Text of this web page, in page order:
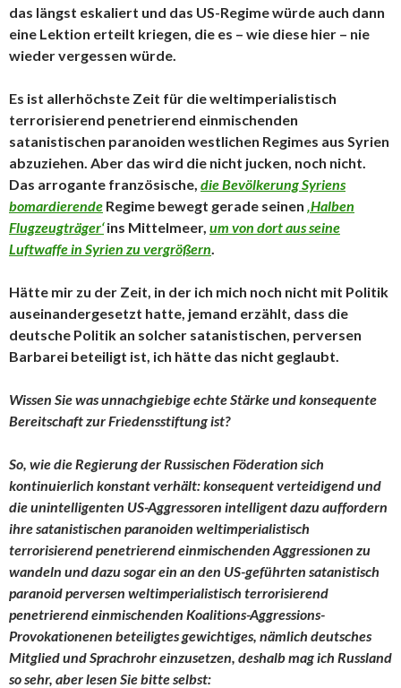
das längst eskaliert und das US-Regime würde auch dann
eine Lektion erteilt kriegen, die es – wie diese hier – nie
wieder vergessen würde.
Es ist allerhöchste Zeit für die weltimperialistisch
terrorisierend penetrierend einmischenden
satanistischen paranoiden westlichen Regimes aus Syrien
abzuziehen. Aber das wird die nicht jucken, noch nicht.
Das arrogante französische, die Bevölkerung Syriens
bomardierende Regime bewegt gerade seinen ‚Halben
Flugzeugträger‘ins Mittelmeer, um von dort aus seine
Luftwaffe in Syrien zu vergrößern.
Hätte mir zu der Zeit, in der ich mich noch nicht mit Politik
auseinandergesetzt hatte, jemand erzählt, dass die
deutsche Politik an solcher satanistischen, perversen
Barbarei beteiligt ist, ich hätte das nicht geglaubt.
Wissen Sie was unnachgiebige echte Stärke und konsequente
Bereitschaft zur Friedensstiftung ist?
So, wie die Regierung der Russischen Föderation sich
kontinuierlich konstant verhält: konsequent verteidigend und
die unintelligenten US-Aggressoren intelligent dazu auffordern
ihre satanistischen paranoiden weltimperialistisch
terrorisierend penetrierend einmischenden Aggressionen zu
wandeln und dazu sogar ein an den US-geführten satanistisch
paranoid perversen weltimperialistisch terrorisierend
penetrierend einmischenden Koalitions-Aggressions-
Provokationenen beteiligtes gewichtiges, nämlich deutsches
Mitglied und Sprachrohr einzusetzen, deshalb mag ich Russland
so sehr, aber lesen Sie bitte selbst: